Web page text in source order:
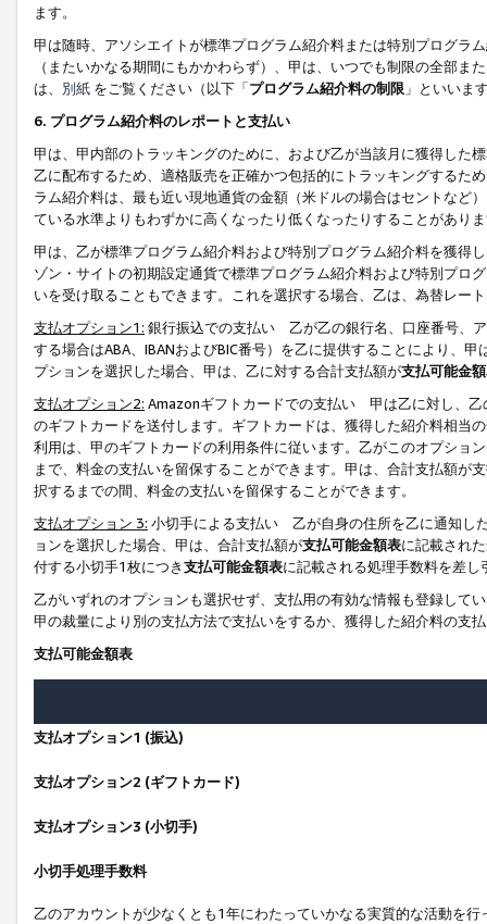
ます。
甲は随時、アソシエイトが標準プログラム紹介料または特別プログラ
（またいかなる期間にもかかわらず）、甲は、いつでも制限の全部
は、 別紙 をご覧ください（以下「プログラム紹介料の制限 」といいま
6. プログラム紹介料のレポートと支払い
甲は、甲内部のトラッキングのために、および乙が当該月に獲得した
乙に配布するため、適格販売を正確かつ包括的にトラッキングするた
ラム紹介料は、最も近い現地通貨の金額（米ドルの場合はセントなど
ている水準よりもわずかに高くなったり低くなったりすることがあり
甲は、乙が標準プログラム紹介料および特別プログラム紹介料を獲得
ゾン・サイトの初期設定通貨で標準プログラム紹介料および特別プロ
いを受け取ることもできます。これを選択する場合、乙は、為替レー
支払オプション1: 銀行振込での支払い 乙が乙の銀行名、口座番号、
する場合はABA、IBANおよびBIC番号）を乙に提供することにより、
プションを選択した場合、甲は、乙に対する合計支払額が支払可能金
支払オプション2: Amazonギフトカードでの支払い 甲は乙に対し、乙
のギフトカードを送付します。ギフトカードは、獲得した紹介料相当
利用は、甲のギフトカードの利用条件に従います。乙がこのオプショ
まで、料金の支払いを留保することができます。甲は、合計支払額が
択するまでの間、料金の支払いを留保することができます。
支払オプション 3: 小切手による支払い 乙が自身の住所を乙に通知し
ョンを選択した場合、甲は、合計支払額が支払可能金額表に記載され
付する小切手1枚につき支払可能金額表に記載される処理手数料を差し
乙がいずれのオプションも選択せず、支払用の有効な情報も登録して
甲の裁量により別の支払方法で支払いをするか、獲得した紹介料の支
支払可能金額表
支払オプション1 (振込)
支払オプション2 (ギフトカード)
支払オプション3 (小切手)
小切手処理手数料
乙のアカウントが少なくとも1年にわたっていかなる実質的な活動を